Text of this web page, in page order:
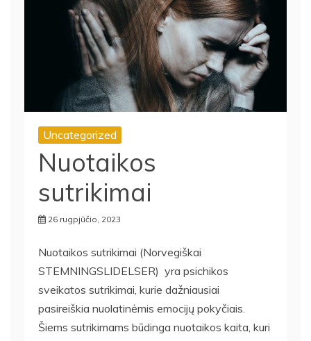
Uncategorized
Nuotaikos
sutrikimai
26 rugpjūčio, 2023
Nuotaikos sutrikimai (Norvegiškai
STEMNINGSLIDELSER) yra psichikos
sveikatos sutrikimai, kurie dažniausiai
pasireiškia nuolatinėmis emocijų pokyčiais.
Šiems sutrikimams būdinga nuotaikos kaita, kuri